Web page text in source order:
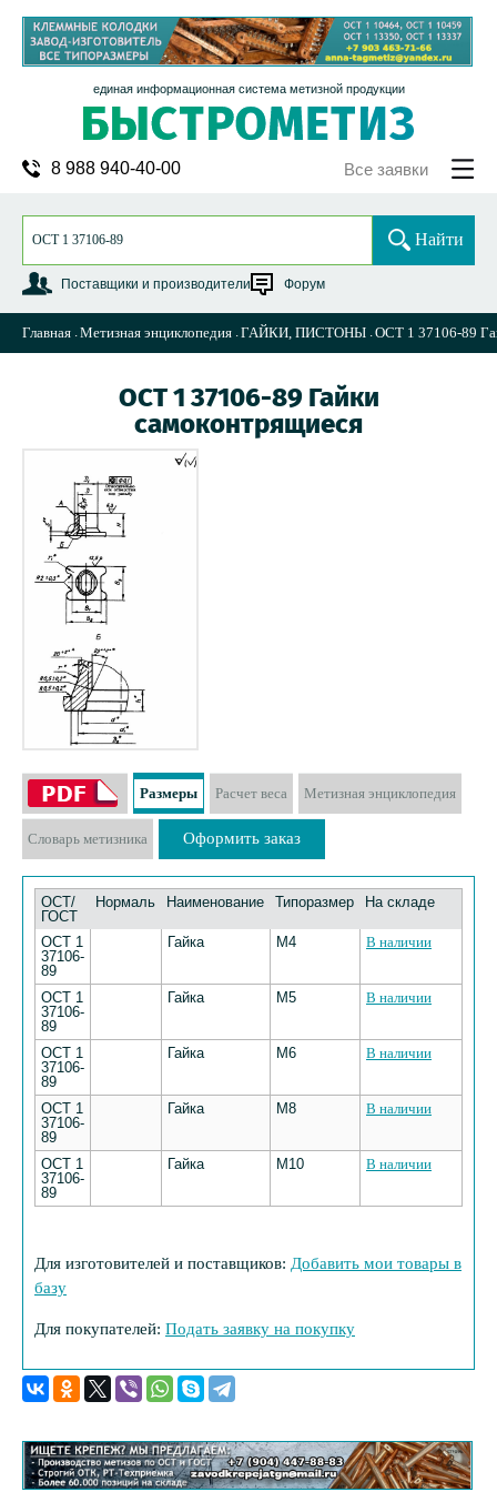
единая информационная система метизной продукции
8 988 940-40-00 Все заявки
Поставщики и производители Форум
Найти
Главная Метизная энциклопедия ГАЙКИ, ПИСТОНЫ ОСТ 1 37106-89
ОСТ 1 37106-89 Гайки
самоконтрящиеся
Размеры Расчет веса Метизная энциклопедия
Словарь метизника Оформить заказ
ОСТ/
ГОСТ
Нормаль Наименование Типоразмер На складе
ОСТ 1
37106-
89
Гайка М4 В наличии
ОСТ 1
37106-
89
Гайка М5 В наличии
ОСТ 1
37106-
89
Гайка М6 В наличии
ОСТ 1
37106-
89
Гайка М8 В наличии
ОСТ 1
37106-
89
Гайка М10 В наличии
Для изготовителей и поставщиков: Добавить мои товары в
базу
Для покупателей: Подать заявку на покупку